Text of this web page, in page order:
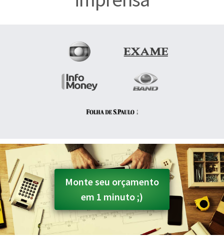
Monte seu orçamento
em 1 minuto ;)